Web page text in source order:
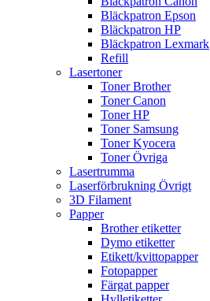
Bläckpatron Epson
Bläckpatron HP
Bläckpatron Lexmark
Refill
Lasertoner
Toner Brother
Toner Canon
Toner HP
Toner Samsung
Toner Kyocera
Toner Övriga
Lasertrumma
Laserförbrukning Övrigt
3D Filament
Papper
Brother etiketter
Dymo etiketter
Etikett/kvittopapper
Fotopapper
Färgat papper